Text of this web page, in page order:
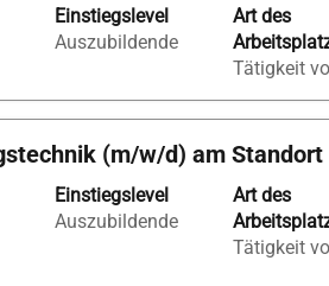
Einstiegslevel
Auszubildende
Art des
Tätigkeit
(m/w/d) am
Einstiegslevel
Auszubildende
Art des
Tätigkeit